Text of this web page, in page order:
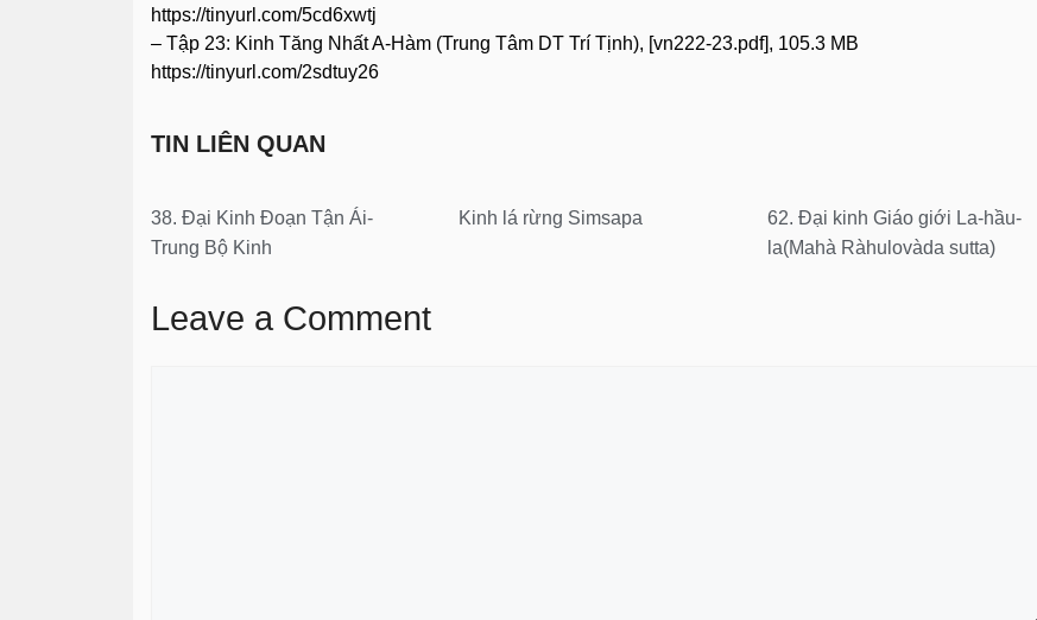
https://tinyurl.com/5cd6xwtj
– Tập 23: Kinh Tăng Nhất A-Hàm (Trung Tâm DT Trí Tịnh), [vn222-23.pdf], 105.3 MB
https://tinyurl.com/2sdtuy26
TIN LIÊN QUAN
38. Đại Kinh Đoạn Tận Ái-
Trung Bộ Kinh
Kinh lá rừng Simsapa
62. Ðại kinh Giáo giới La-hầu-
la(Mahà Ràhulovàda sutta)
Leave a Comment